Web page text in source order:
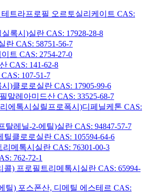
트라프로필 오르토실리케이트 CAS:
록시)실란 CAS: 17928-28-8
란 CAS: 58751-56-7
트 CAS: 2754-27-0
CAS: 141-62-8
107-51-7
)클로로실란 CAS: 17905-99-6
말레아미드산 CAS: 33525-68-7
에톡시실릴프로폭시)디페닐케톤 CAS:
탈레닐-2-에틸)실란 CAS: 94847-57-7
클로로실란 CAS: 105594-64-6
메톡시실란 CAS: 76301-00-3
762-72-1
콜) 프로필트리메톡시실란 CAS: 65994-
틸) 포스폰산, 디메틸 에스테르 CAS: